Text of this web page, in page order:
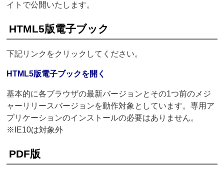
イトで公開いたします。
HTML5版電子ブック
下記リンクをクリックしてください。
HTML5版電子ブックを開く
基本的に各ブラウザの最新バージョンとその1つ前のメジ
ャーリリースバージョンを動作対象としています。専用ア
プリケーションのインストールの必要はありません。
※IE10は対象外
PDF版